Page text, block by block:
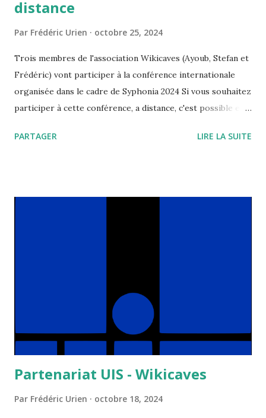
distance
Par Frédéric Urien octobre 25, 2024
Trois membres de l'association Wikicaves (Ayoub, Stefan et
Frédéric) vont participer à la conférence internationale
organisée dans le cadre de Syphonia 2024 Si vous souhaitez
participer à cette conférence, a distance, c'est possible en
https://www.tetide.org/syphonia2024/programma-2/
PARTAGER LIRE LA SUITE
Partenariat UIS - Wikicaves
Par Frédéric Urien octobre 18, 2024